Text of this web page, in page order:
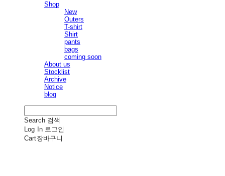
Shop
New
Outers
T-shirt
Shirt
pants
bags
coming soon
About us
Stocklist
Archive
Notice
blog
Search 검색
Log In 로그인
Cart장바구니